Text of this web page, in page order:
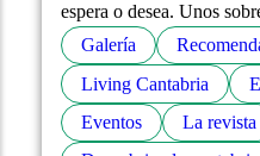
espera o desea. Unos
Galería
Living Cantabria
Eventos
La revista